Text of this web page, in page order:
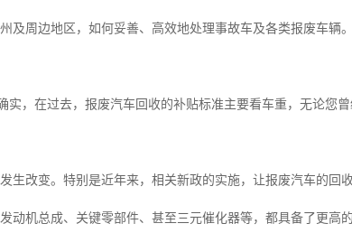
及周边地区，如何妥善、高效地处理事故车及各类报废车辆。
实，在过去，报废汽车回收的补贴标准主要看车重，无论您
生改变。特别是近年来，相关新政的实施，让报废汽车的回
动机总成、关键零部件、甚至三元催化器等，都具备了更高